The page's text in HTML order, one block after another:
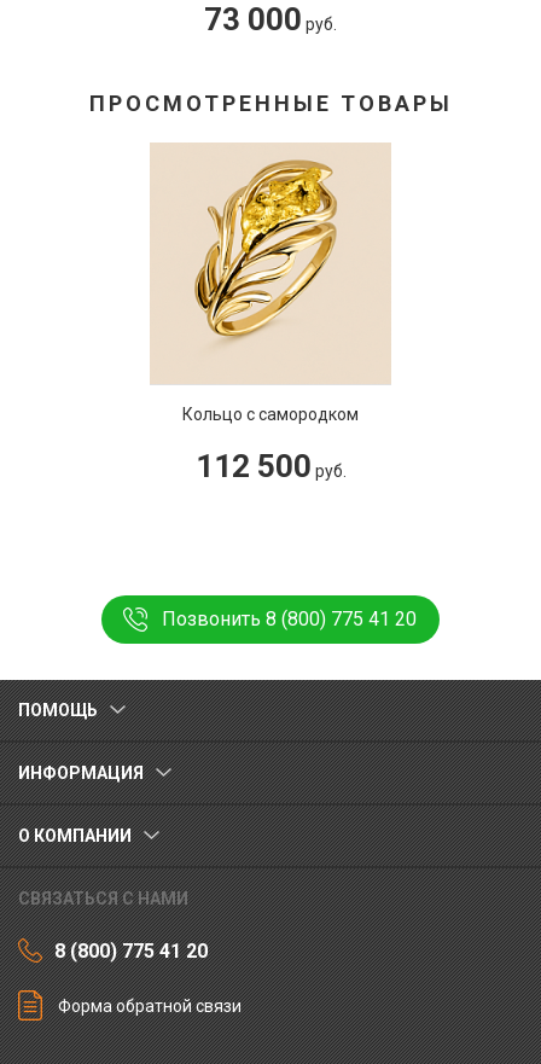
73 000 руб.
ПРОСМОТРЕННЫЕ ТОВАРЫ
Кольцо с самородком
112 500 руб.
Позвонить 8 (800) 775 41 20
ПОМОЩЬ
ИНФОРМАЦИЯ
О КОМПАНИИ
СВЯЗАТЬСЯ С НАМИ
8 (800) 775 41 20
Форма обратной связи